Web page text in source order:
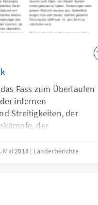
Fass zum Überlaufen
internen
Streitigkeiten, der
der
und einem
den Front National,
in der Rolle der
angeführt von ihrem
Mai 2014 Länderberichte